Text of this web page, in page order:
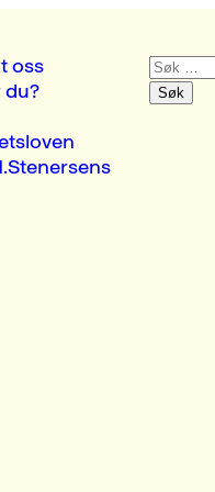
oss
du?
Søk
etter: